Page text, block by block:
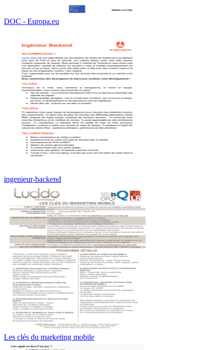
DOC - Europa.eu
ingenieur-backend
Les clés du marketing mobile